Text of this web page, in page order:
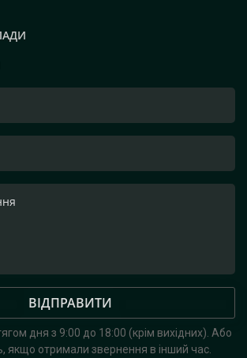
ВІДПРАВИТИ
дня з 9:00 до 18:00 (крім вихідних). Або
якщо отримали звернення в інший час.